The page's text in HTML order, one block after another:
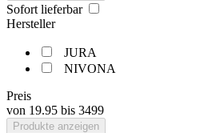
Sofort lieferbar
Hersteller
JURA
NIVONA
Preis
von 19.95 bis 3499
Produkte anzeigen